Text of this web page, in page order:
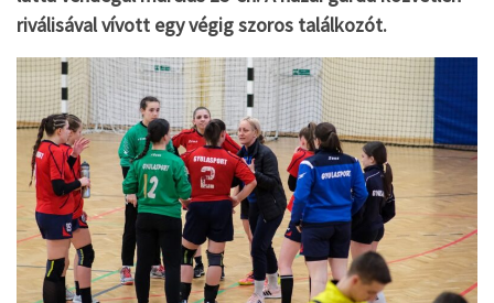
riválisával vívott egy végig szoros találkozót.